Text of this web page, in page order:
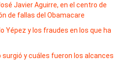
Javier Aguirre, en el centro de
de fallas del Obamacare
Yépez y los fraudes en los que ha
surgió y cuáles fueron los alcances